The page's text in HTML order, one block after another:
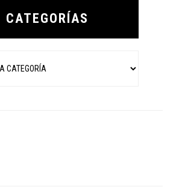
CATEGORÍAS